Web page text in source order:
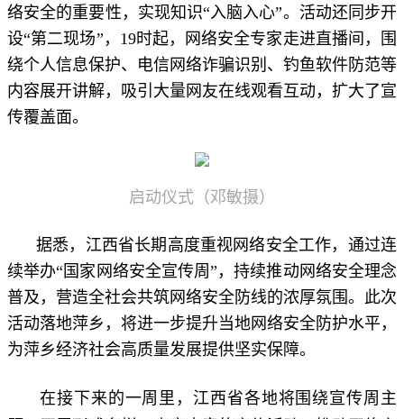
络安全的重要性，实现知识“入脑入心”。活动还同步开
设“第二现场”，19时起，网络安全专家走进直播间，围
绕个人信息保护、电信网络诈骗识别、钓鱼软件防范等
内容展开讲解，吸引大量网友在线观看互动，扩大了宣
传覆盖面。
启动仪式（邓敏摄）
据悉，江西省长期高度重视网络安全工作，通过连
续举办“国家网络安全宣传周”，持续推动网络安全理念
普及，营造全社会共筑网络安全防线的浓厚氛围。此次
活动落地萍乡，将进一步提升当地网络安全防护水平，
为萍乡经济社会高质量发展提供坚实保障。
在接下来的一周里，江西省各地将围绕宣传周主